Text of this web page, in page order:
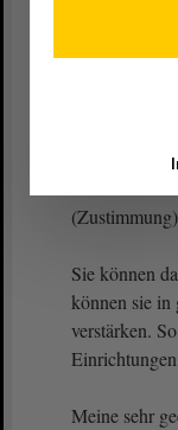
Aerosole
Luftfilter
(Zustimmung)
Sie können
können sie
verstärken.
Meine sehr